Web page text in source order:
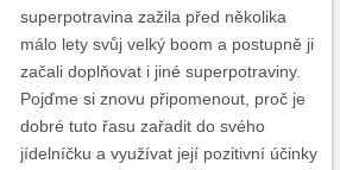
superpotravina zažila před několika
málo lety svůj velký boom a postupně ji
začali doplňovat i jiné superpotraviny.
Pojďme si znovu připomenout, proč je
dobré tuto řasu zařadit do svého
jídelníčku a využívat její pozitivní účinky